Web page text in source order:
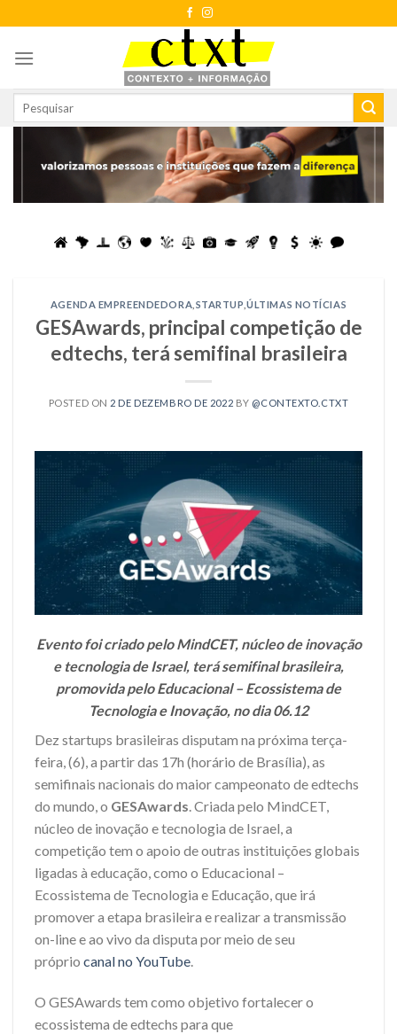
to
content
AGENDA EMPREENDEDORA STARTUP ,ÚLTIMAS NOTÍCIAS
GESAwards, principal competição de
edtechs, terá semifinal brasileira
POSTED ON 2 DE DEZEMBRO DE 2022 BY @CONTEXTO.CTXT
Evento foi criado pelo MindCET, núcleo de inovação
e tecnologia de Israel, terá semifinal brasileira,
promovida pelo Educacional – Ecossistema de
Tecnologia e Inovação, no dia 06.12
Dez startups brasileiras disputam na próxima terça-
feira, (6), a partir das 17h (horário de Brasília), as
semifinais nacionais do maior campeonato de edtechs
do mundo, o GESAwards. Criada pelo MindCET,
núcleo de inovação e tecnologia de Israel, a
competição tem o apoio de outras instituições globais
ligadas à educação, como o Educacional –
Ecossistema de Tecnologia e Educação, que irá
promover a etapa brasileira e realizar a transmissão
on-line e ao vivo da disputa por meio de seu
próprio canal no YouTube.
O GESAwards tem como objetivo fortalecer o
ecossistema de edtechs para que